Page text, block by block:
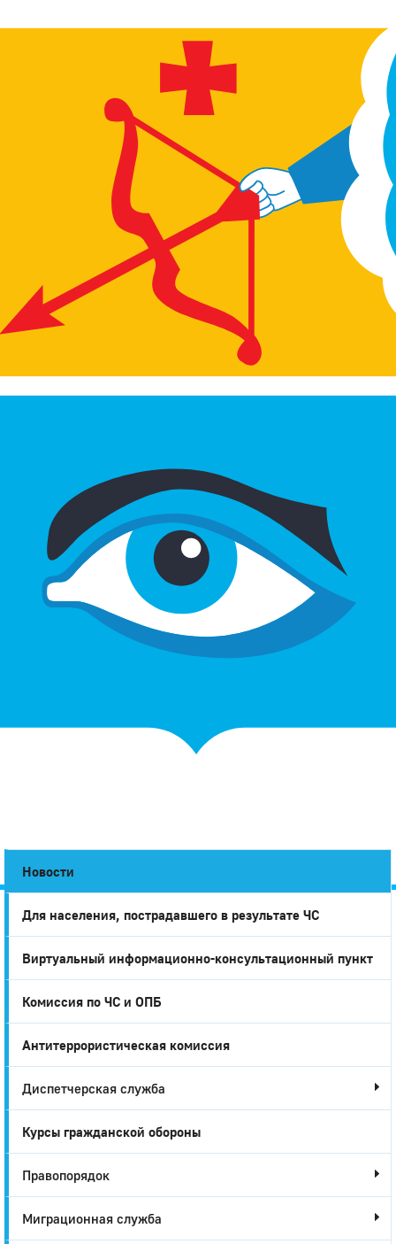
Город
Глазов
Новости
Для населения, пострадавшего в результате ЧС
Виртуальный информационно-консультационный пункт
Комиссия по ЧС и ОПБ
Антитеррористическая комиссия
Диспетчерская служба
Курсы гражданской обороны
Правопорядок
Миграционная служба